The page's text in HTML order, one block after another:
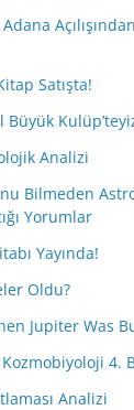
Satışta!
Büyük
Analizi
Bilmeden
Yorumlar
Yayında!
Oldu?
Jupiter Was
4.
Analizi